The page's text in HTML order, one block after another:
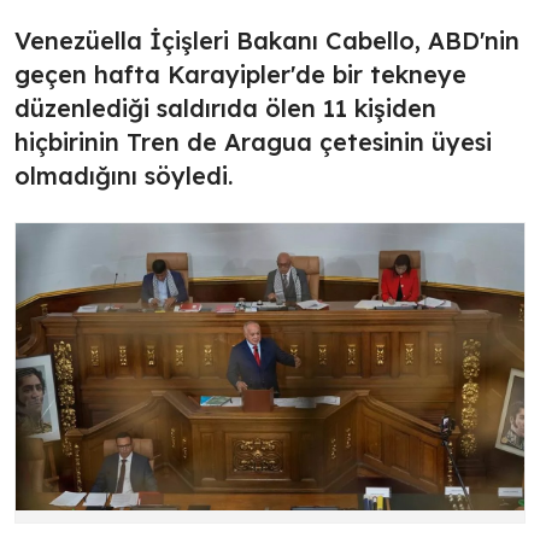
Venezüella İçişleri Bakanı Cabello, ABD'nin
geçen hafta Karayipler'de bir tekneye
düzenlediği saldırıda ölen 11 kişiden
hiçbirinin Tren de Aragua çetesinin üyesi
olmadığını söyledi.